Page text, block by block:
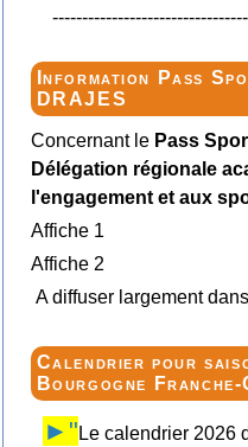
Information Pass
DRAJES
Concernant lePass
Délégation régionale
l'engagement et aux
Affiche 1
Affiche 2
A diffuser largement
Calendrier pour
Bourgogne Franche-
►" Le calendrier 2026